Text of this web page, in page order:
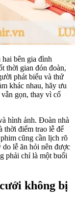
hai bên gia đình
thời gian đón đoàn,
phát biểu và thứ
khác nhau, hãy ưu
gọn, thay vì cố
hình ảnh. Đoàn nhà
thời điểm trao lễ để
cũng cần lịch rõ
lễ ăn hỏi nên được
phải chỉ là một buổi
không bị